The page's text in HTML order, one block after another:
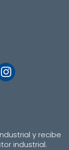
y recibe
industrial.